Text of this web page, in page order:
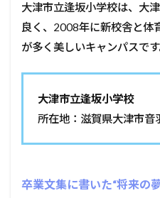
大津市立逢坂小学校は、大
良く、2008年に新校舎と体
が多く美しいキャンパスです
大津市立逢坂小学校
所在地：滋賀県大津市音
卒業文集に書いた“将来の